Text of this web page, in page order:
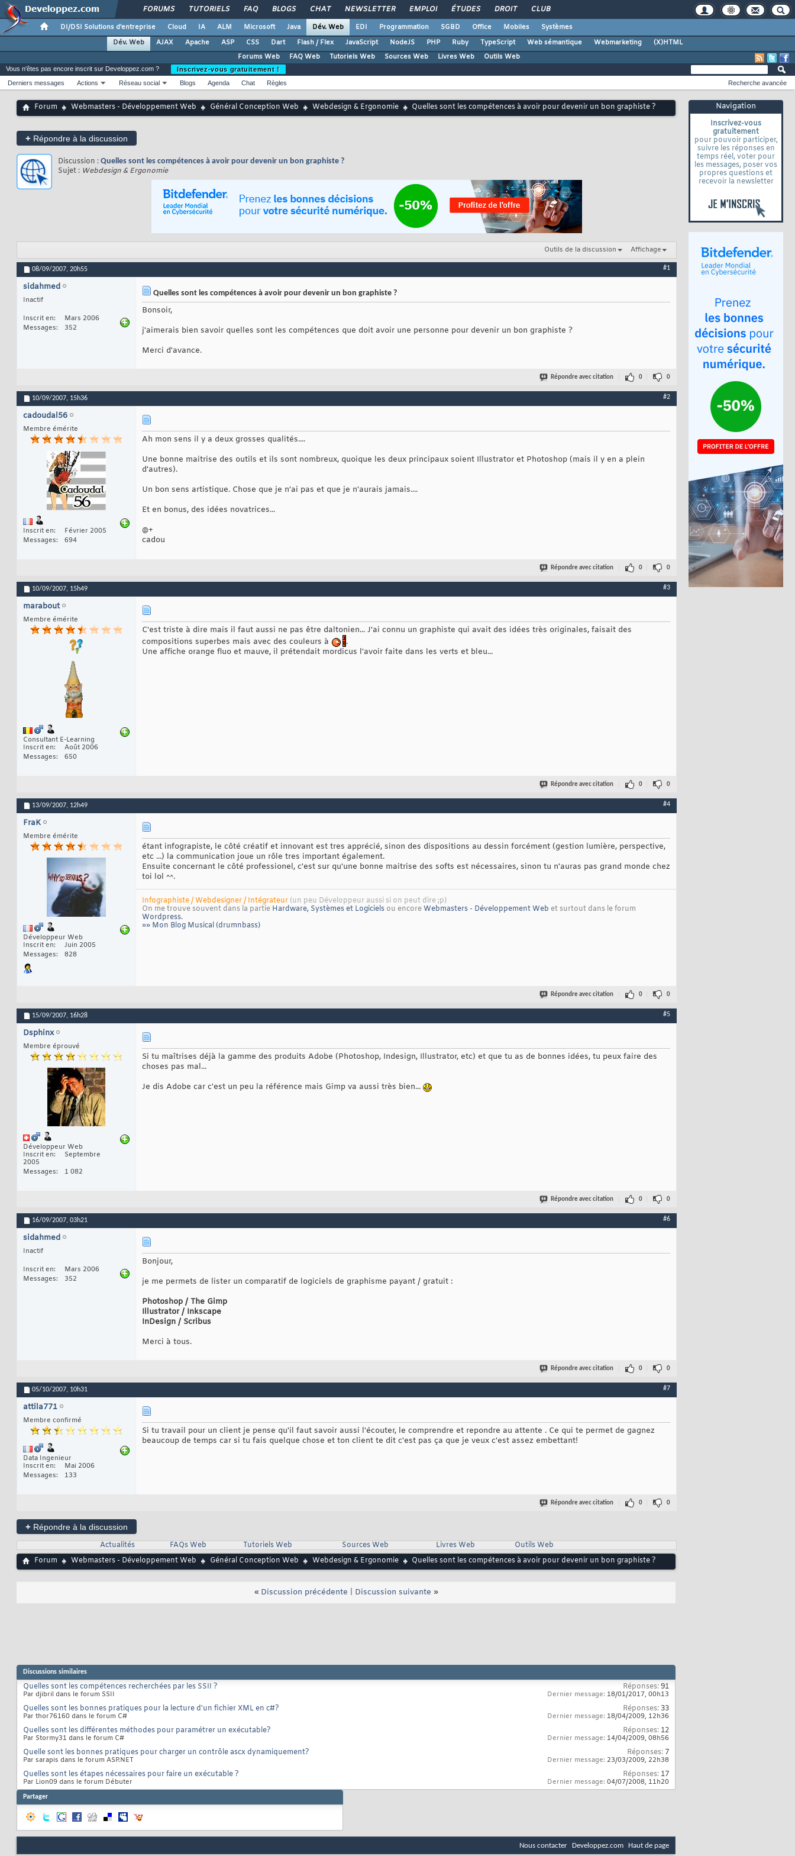
FORUMS TUTORIELS FAQ BLOGS CHAT NEWSLETTER EMPLOI ÉTUDES DROIT CLUB
DI/DSI Solutions d'entreprise Cloud IA ALM Microsoft Java Dév. Web EDI Programmation SGBD Office Mobiles
Systèmes
Dév. Web
AJAX Apache ASP CSS Dart Flash / Flex JavaScript NodeJS PHP Ruby TypeScript Web sémantique Webmarketing
(X)HTML
Forums Web
FAQ Web Tutoriels Web Sources Web Livres Web Outils Web
Navigation
Inscrivez-vous
gratuitement
pour pouvoir participer,
suivre les réponses en
temps réel, voter pour
les messages, poser vos
propres questions et
recevoir la newsletter
Vous n'êtes pas encore inscrit sur Developpez.com ?
Inscrivez-vous gratuitement !
Derniers messages
Actions Réseau social Blogs Agenda Chat Règles Recherche avancée
Forum Webmasters - Développement Web Général Conception Web Webdesign & Ergonomie Quelles sont les compétences à avoir pour devenir un bon graphiste ?
+ Répondre à la discussion
Discussion : Quelles sont les compétences à avoir pour devenir un bon graphiste ?
Sujet : Webdesign & Ergonomie
Outils de la discussion Affichage
08/09/2007, 20h55 #1
sidahmed
Inactif
Inscrit en
Mars 2006
Messages
352
Quelles sont les compétences à avoir pour devenir un bon graphiste ?
Bonsoir,
j'aimerais bien savoir quelles sont les compétences que doit avoir une personne pour devenir un bon graphiste ?
Merci d'avance.
Répondre avec citation 0 0
10/09/2007, 15h36 #2
cadoudal56
Membre émérite
Inscrit en
Février 2005
Messages
694
Ah mon sens il y a deux grosses qualités....
Une bonne maitrise des outils et ils sont nombreux, quoique les deux principaux soient Illustrator et Photoshop (mais il y en a plein
d'autres).
Un bon sens artistique. Chose que je n'ai pas et que je n'aurais jamais....
Et en bonus, des idées novatrices...
@+
cadou
Répondre avec citation 0 0
10/09/2007, 15h49 #3
marabout
Membre émérite
Consultant E-Learning
Inscrit en
Août 2006
Messages
650
C'est triste à dire mais il faut aussi ne pas être daltonien... J'ai connu un graphiste qui avait des idées très originales, faisait des
compositions superbes mais avec des couleurs à
.
Une affiche orange fluo et mauve, il prétendait mordicus l'avoir faite dans les verts et bleu...
Répondre avec citation 0 0
13/09/2007, 12h49 #4
FraK
Membre émérite
Développeur Web
Inscrit en
Juin 2005
Messages
828
étant infograpiste, le côté créatif et innovant est tres apprécié, sinon des dispositions au dessin forcément (gestion lumière, perspective,
etc ...) la communication joue un rôle tres important également.
Ensuite concernant le côté professionel, c'est sur qu'une bonne maitrise des softs est nécessaires, sinon tu n'auras pas grand monde chez
toi lol ^^.
Infographiste / Webdesigner / Intégrateur (un peu Développeur aussi si on peut dire ;p)
On me trouve souvent dans la partie Hardware, Systèmes et Logiciels ou encoreWebmasters - Développement Web et surtout dans le forum
Wordpress.
»» Mon Blog Musical (drumnbass)
Répondre avec citation 0 0
15/09/2007, 16h28 #5
Dsphinx
Membre éprouvé
Développeur Web
Inscrit en
Septembre
2005
Messages
1 082
Si tu maîtrises déjà la gamme des produits Adobe (Photoshop, Indesign, Illustrator, etc) et que tu as de bonnes idées, tu peux faire des
choses pas mal...
Je dis Adobe car c'est un peu la référence mais Gimp va aussi très bien...
Répondre avec citation 0 0
16/09/2007, 03h21 #6
sidahmed
Inactif
Inscrit en
Mars 2006
Messages
352
Bonjour,
je me permets de lister un comparatif de logiciels de graphisme payant / gratuit :
Photoshop / The Gimp
Illustrator / Inkscape
InDesign / Scribus
Merci à tous.
Répondre avec citation 0 0
05/10/2007, 10h31 #7
attila771
Membre confirmé
Data Ingenieur
Inscrit en
Mai 2006
Messages
133
Si tu travail pour un client je pense qu'il faut savoir aussi l'écouter, le comprendre et repondre au attente . Ce qui te permet de gagnez
beaucoup de temps car si tu fais quelque chose et ton client te dit c'est pas ça que je veux c'est assez embettant!
Répondre avec citation 0 0
+ Répondre à la discussion
Actualités
FAQs Web Tutoriels Web Sources Web Livres Web
Outils Web
Forum
Webmasters - Développement Web Général Conception Web Webdesign & Ergonomie Quelles sont les compétences à avoir pour devenir un bon graphiste ?
« Discussion précédente Discussion suivante »
Discussions similaires
Quelles sont les compétences recherchées par les SSII ?
Par djibril dans le forum SSII
Réponses:91
Dernier message: 18/01/2017, 00h13
Quelles sont les bonnes pratiques pour la lecture d'un fichier XML en c#?
Par thor76160 dans le forum C#
Réponses: 33
Dernier message: 18/04/2009, 12h36
Quelles sont les différentes méthodes pour paramétrer un exécutable?
Par Stormy31 dans le forum C#
Réponses: 12
Dernier message: 14/04/2009, 08h56
Quelle sont les bonnes pratiques pour charger un contrôle ascx dynamiquement?
Par sarapis dans le forum ASP.NET
Réponses: 7
Dernier message: 23/03/2009, 22h38
Quelles sont les étapes nécessaires pour faire un exécutable ?
Par Lion09 dans le forum Débuter
Réponses: 17
Dernier message: 04/07/2008, 11h20
Partager
Nous contacter Developpez.com Haut de page